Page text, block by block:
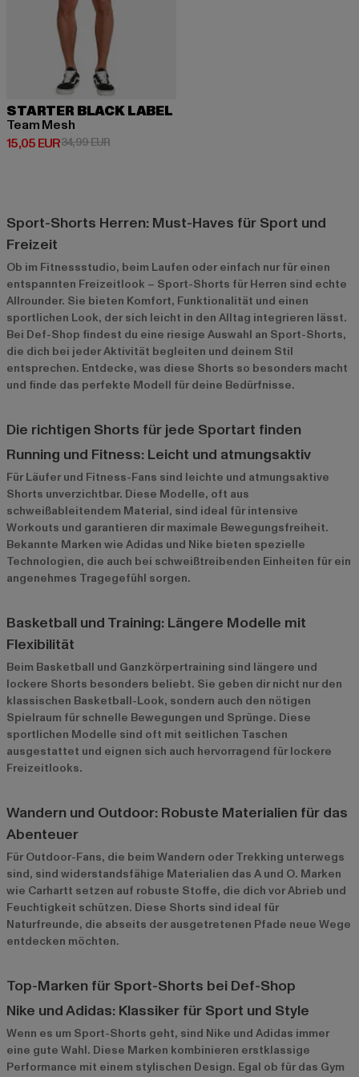
STARTER BLACK LABEL
Team Mesh
15,05 EUR
Derzeitiger Preis: 15,05 EUR
34,99 EURAktionspreis: 34,99 EUR
Sport-Shorts Herren: Must-Haves für Sport und
Freizeit
Ob im Fitnessstudio, beim Laufen oder einfach nur für einen
entspannten Freizeitlook – Sport-Shorts für Herren sind echte
Allrounder. Sie bieten Komfort, Funktionalität und einen
sportlichen Look, der sich leicht in den Alltag integrieren lässt.
Bei Def-Shop findest du eine riesige Auswahl an Sport-Shorts,
die dich bei jeder Aktivität begleiten und deinem Stil
entsprechen. Entdecke, was diese Shorts so besonders macht
und finde das perfekte Modell für deine Bedürfnisse.
Die richtigen Shorts für jede Sportart finden
Running und Fitness: Leicht und atmungsaktiv
Für Läufer und Fitness-Fans sind leichte und atmungsaktive
Shorts unverzichtbar. Diese Modelle, oft aus
schweißableitendem Material, sind ideal für intensive
Workouts und garantieren dir maximale Bewegungsfreiheit.
Bekannte Marken wie Adidas und Nike bieten spezielle
Technologien, die auch bei schweißtreibenden Einheiten für ein
angenehmes Tragegefühl sorgen.
Basketball und Training: Längere Modelle mit
Flexibilität
Beim Basketball und Ganzkörpertraining sind längere und
lockere Shorts besonders beliebt. Sie geben dir nicht nur den
klassischen Basketball-Look, sondern auch den nötigen
Spielraum für schnelle Bewegungen und Sprünge. Diese
sportlichen Modelle sind oft mit seitlichen Taschen
ausgestattet und eignen sich auch hervorragend für lockere
Freizeitlooks.
Wandern und Outdoor: Robuste Materialien für das
Abenteuer
Für Outdoor-Fans, die beim Wandern oder Trekking unterwegs
sind, sind widerstandsfähige Materialien das A und O. Marken
wie Carhartt setzen auf robuste Stoffe, die dich vor Abrieb und
Feuchtigkeit schützen. Diese Shorts sind ideal für
Naturfreunde, die abseits der ausgetretenen Pfade neue Wege
entdecken möchten.
Top-Marken für Sport-Shorts bei Def-Shop
Nike und Adidas: Klassiker für Sport und Style
Wenn es um Sport-Shorts geht, sind Nike und Adidas immer
eine gute Wahl. Diese Marken kombinieren erstklassige
Performance mit einem stylischen Design. Egal ob für das Gym